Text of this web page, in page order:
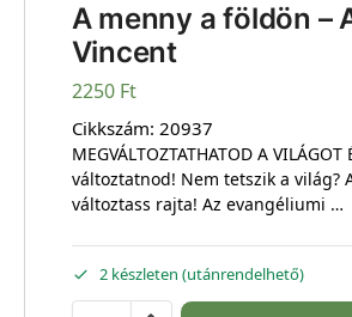
A menny a földön –
Vincent
2250 Ft
Cikkszám: 20937
MEGVÁLTOZTATHATOD A
változtatnod! Nem tetszik a világ?
változtass rajta! Az evangéliumi …
2 készleten (utánrendelhető)